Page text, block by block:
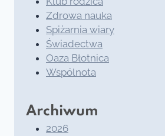
Zdrowa nauka
Spiżarnia wiary
Świadectwa
Oaza Błotnica
Wspólnota
Archiwum
2026